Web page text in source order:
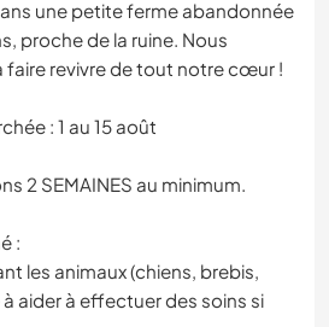
une petite ferme abandonnée
proche de la ruine. Nous
faire revivre de tout notre cœur !
: 1 au 15 août
2 SEMAINES au minimum.
:
les animaux (chiens, brebis,
aider à effectuer des soins si